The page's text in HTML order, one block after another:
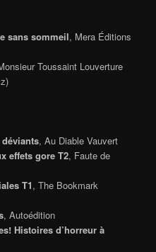
sans sommeil, Mera Éditions
Toussaint Louverture
, Au Diable Vauvert
effets gore T2, Faute de
T1, The Bookmark
, Autoédition
Histoires d’horreur à